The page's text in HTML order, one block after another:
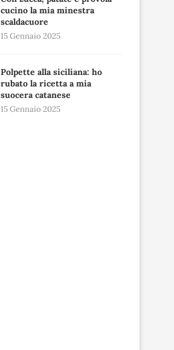
cucino la mia minestra
scaldacuore
15 Gennaio 2025
Polpette alla siciliana: ho
rubato la ricetta a mia
suocera catanese
15 Gennaio 2025